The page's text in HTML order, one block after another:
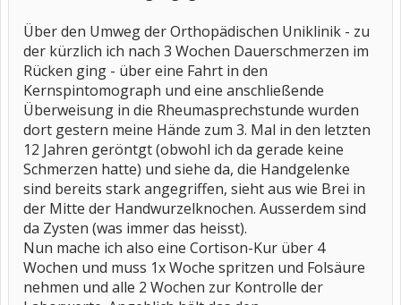
Über den Umweg der Orthopädischen Uniklinik - zu
der kürzlich ich nach 3 Wochen Dauerschmerzen im
Rücken ging - über eine Fahrt in den
Kernspintomograph und eine anschließende
Überweisung in die Rheumasprechstunde wurden
dort gestern meine Hände zum 3. Mal in den letzten
12 Jahren geröntgt (obwohl ich da gerade keine
Schmerzen hatte) und siehe da, die Handgelenke
sind bereits stark angegriffen, sieht aus wie Brei in
der Mitte der Handwurzelknochen. Ausserdem sind
da Zysten (was immer das heisst).
Nun mache ich also eine Cortison-Kur über 4
Wochen und muss 1x Woche spritzen und Folsäure
nehmen und alle 2 Wochen zur Kontrolle der